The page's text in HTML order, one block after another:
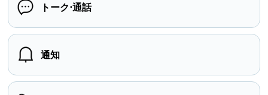
トーク⋅通話
通知